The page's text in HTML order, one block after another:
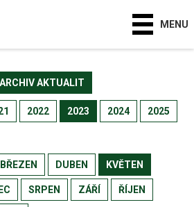
MENU
ARCHIV AKTUALIT
2022 2023 2024 2025
BŘEZEN DUBEN KVĚTEN
SRPEN ZÁŘÍ ŘÍJEN